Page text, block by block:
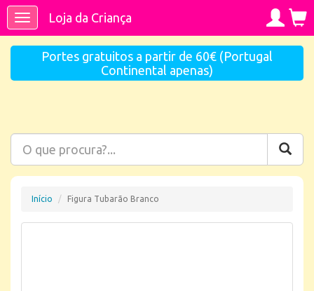
ToggleLoja da Criança
Portes gratuitos a partir de 60€ (Portugal
Continental apenas)
Início Figura Tubarão Branco